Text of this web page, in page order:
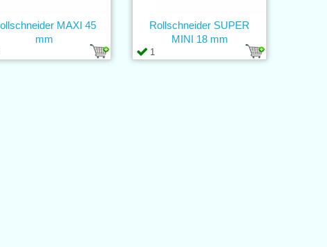
MAXI 45
mm
1
Rollschneider SUPER
MINI 18 mm